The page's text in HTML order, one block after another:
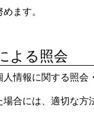
ます。
よる照会
人情報に関する照会
場合には、適切な方